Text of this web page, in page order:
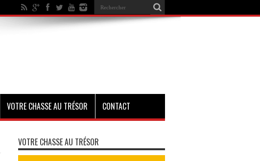
VOTRE CHASSE AU TRÉSOR CONTACT
VOTRE CHASSE AU TRÉSOR